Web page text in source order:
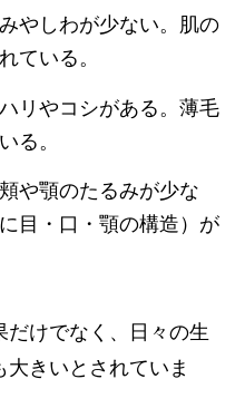
やしわが少ない。肌の
ている。
リやコシがある。薄毛
る。
や顎のたるみが少な
目・口・顎の構造）が
だけでなく、日々の生
きいとされていま